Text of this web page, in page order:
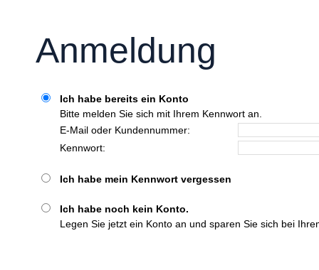
Anmeldung
Ich habe bereits ein Konto
Bitte melden Sie sich mit Ihrem Kennwort an.
E-Mail oder Kundennummer:
Kennwort:
Ich habe mein Kennwort vergessen
Ich habe noch kein Konto.
Legen Sie jetzt ein Konto an und sparen Sie sich bei